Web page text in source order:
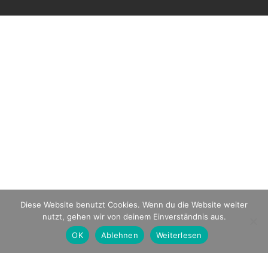
Diese Website benutzt Cookies. Wenn du die Website weiter
nutzt, gehen wir von deinem Einverständnis aus.
OK
Ablehnen Weiterlesen